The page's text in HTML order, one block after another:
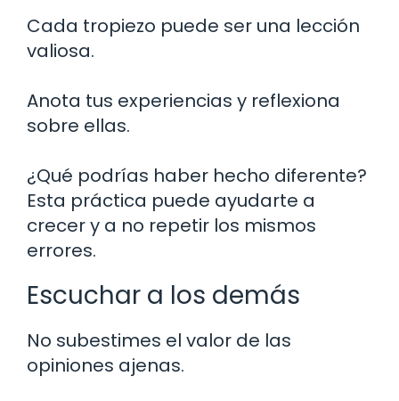
Cada tropiezo puede ser una lección
valiosa.
Anota tus experiencias y reflexiona
sobre ellas.
¿Qué podrías haber hecho diferente?
Esta práctica puede ayudarte a
crecer y a no repetir los mismos
errores.
Escuchar a los demás
No subestimes el valor de las
opiniones ajenas.